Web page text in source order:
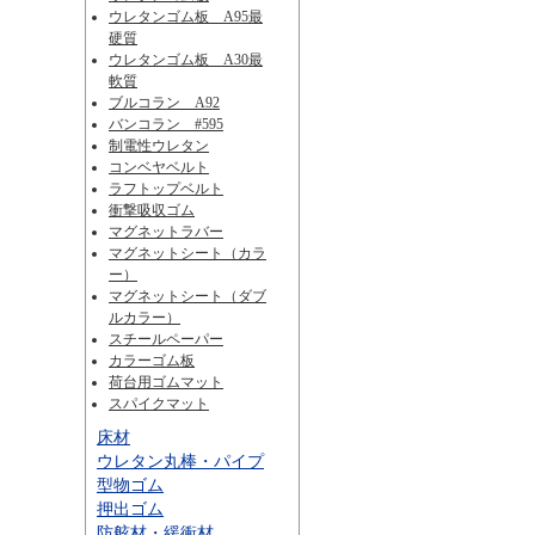
ウレタンゴム板 A95最
硬質
ウレタンゴム板 A30最
軟質
ブルコラン A92
バンコラン #595
制電性ウレタン
コンベヤベルト
ラフトップベルト
衝撃吸収ゴム
マグネットラバー
マグネットシート（カラ
ー）
マグネットシート（ダブ
ルカラー）
スチールペーパー
カラーゴム板
荷台用ゴムマット
スパイクマット
床材
ウレタン丸棒・パイプ
型物ゴム
押出ゴム